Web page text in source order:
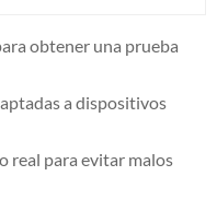
obtener una prueba
a dispositivos
real para evitar malos